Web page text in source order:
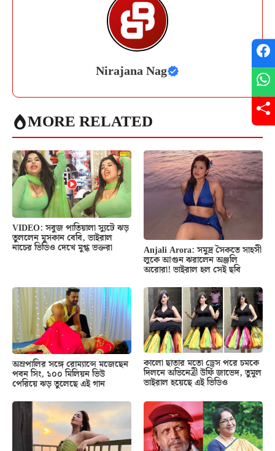
Nirajana Nag
MORE RELATED
VIDEO: সবুজ পাতিয়ালা স্যুটে ঝড়
তুললেন মুসকান বেবি, ভাইরাল
নাচের ভিডিও দেখে মুগ্ধ ভক্তরা Anjali Arora: সমুদ্র সৈকতে সাহসী
লুকে আগুন ঝরালেন অঞ্জলি
অরোরা! ভাইরাল হল সেই ছবি
অম্রপালির সঙ্গে রোম্যান্সে মজেছেন
পবন সিং, ১০০ মিলিয়ন ভিউ
পেরিয়ে ঝড় তুলেছে এই গান
কালো ছাতার মতো ড্রেস পরে চমকে
দিলনে অভিনেত্রী উর্ফি জাভেদ, তুমুল
ভাইরাল হয়েছে এই ভিডিও